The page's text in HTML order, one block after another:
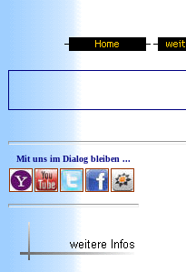
Mit uns im Dialog bleiben ...